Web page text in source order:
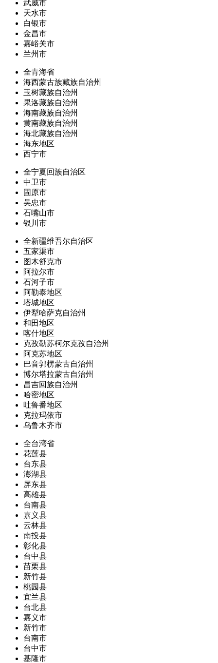
武威市
天水市
白银市
金昌市
嘉峪关市
兰州市
全青海省
海西蒙古族藏族自治州
玉树藏族自治州
果洛藏族自治州
海南藏族自治州
黄南藏族自治州
海北藏族自治州
海东地区
西宁市
全宁夏回族自治区
中卫市
固原市
吴忠市
石嘴山市
银川市
全新疆维吾尔自治区
五家渠市
图木舒克市
阿拉尔市
石河子市
阿勒泰地区
塔城地区
伊犁哈萨克自治州
和田地区
喀什地区
克孜勒苏柯尔克孜自治州
阿克苏地区
巴音郭楞蒙古自治州
博尔塔拉蒙古自治州
昌吉回族自治州
哈密地区
吐鲁番地区
克拉玛依市
乌鲁木齐市
全台湾省
花莲县
台东县
澎湖县
屏东县
高雄县
台南县
嘉义县
云林县
南投县
彰化县
台中县
苗栗县
新竹县
桃园县
宜兰县
台北县
嘉义市
新竹市
台南市
台中市
基隆市